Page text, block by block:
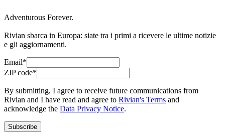
Adventurous Forever.
Rivian sbarca in Europa: siate tra i primi a ricevere le ultime notizie
e gli aggiornamenti.
Email*
ZIP code*
By submitting, I agree to receive future communications from
Rivian and I have read and agree to Rivian's Terms and
acknowledge the Data Privacy Notice.
Subscribe